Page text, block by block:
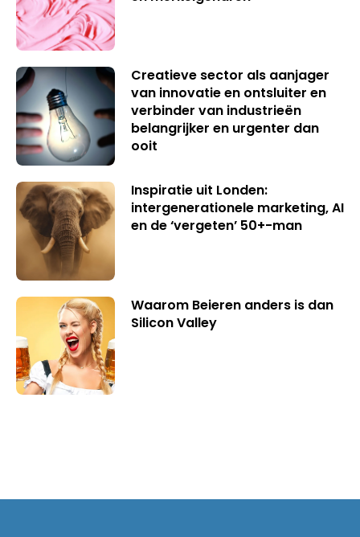
Creatieve sector als aanjager
van innovatie en ontsluiter en
verbinder van industrieën
belangrijker en urgenter dan
ooit
Inspiratie uit Londen:
intergenerationele marketing, AI
en de ‘vergeten’ 50+-man
Waarom Beieren anders is dan
Silicon Valley